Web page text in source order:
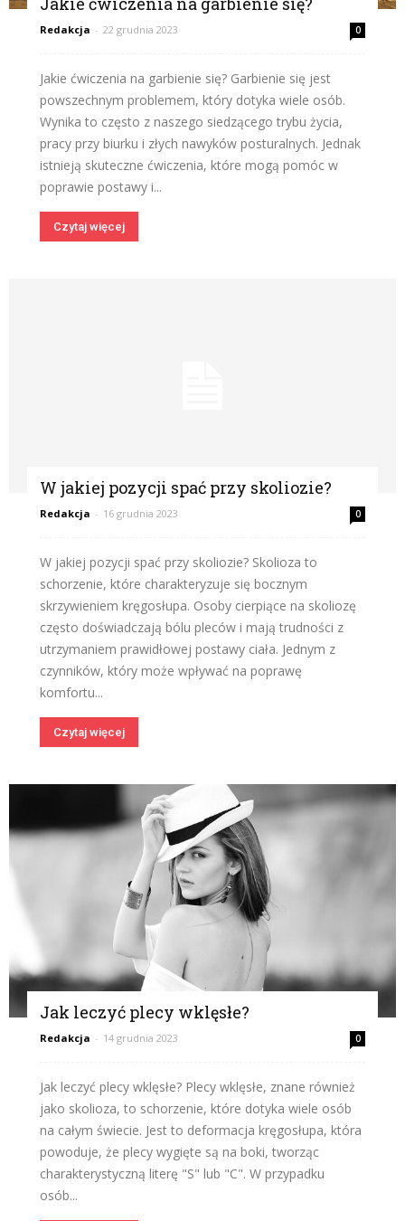
Redakcja - 22 grudnia 2023 0
Jakie ćwiczenia na garbienie się? Garbienie się jest
powszechnym problemem, który dotyka wiele osób.
Wynika to często z naszego siedzącego trybu życia,
pracy przy biurku i złych nawyków posturalnych. Jednak
istnieją skuteczne ćwiczenia, które mogą pomóc w
poprawie postawy i...
Czytaj więcej
W jakiej pozycji spać przy skoliozie?
Redakcja - 16 grudnia 2023 0
W jakiej pozycji spać przy skoliozie? Skolioza to
schorzenie, które charakteryzuje się bocznym
skrzywieniem kręgosłupa. Osoby cierpiące na skoliozę
często doświadczają bólu pleców i mają trudności z
utrzymaniem prawidłowej postawy ciała. Jednym z
czynników, który może wpływać na poprawę
komfortu...
Czytaj więcej
Jak leczyć plecy wklęsłe?
Redakcja - 14 grudnia 2023 0
Jak leczyć plecy wklęsłe? Plecy wklęsłe, znane również
jako skolioza, to schorzenie, które dotyka wiele osób
na całym świecie. Jest to deformacja kręgosłupa, która
powoduje, że plecy wygięte są na boki, tworząc
charakterystyczną literę "S" lub "C". W przypadku
osób...